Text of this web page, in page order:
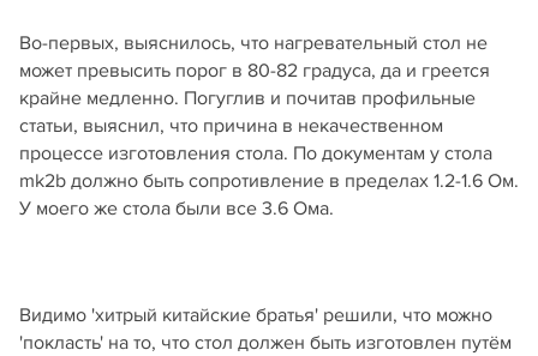
Во-первых, выяснилось, что нагревательный стол не
может превысить порог в 80-82 градуса, да и греется
крайне медленно. Погуглив и почитав профильные
статьи, выяснил, что причина в некачественном
процессе изготовления стола. По документам у стола
mk2b должно быть сопротивление в пределах 1.2-1.6 Ом.
У моего же стола были все 3.6 Ома.
Видимо 'хитрый китайские братья' решили, что можно
'покласть' на то, что стол должен быть изготовлен путём